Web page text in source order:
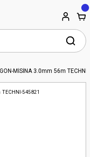
MİSİNA 3.0mm 56m